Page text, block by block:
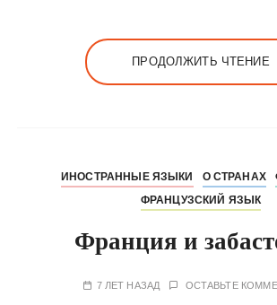
ПРОДОЛЖИТЬ ЧТЕНИЕ
ИНОСТРАННЫЕ ЯЗЫКИ О СТРАНАХ
ФРАНЦУЗСКИЙ ЯЗЫК
Франция и
7 ЛЕТ НАЗАД ОСТАВЬТЕ